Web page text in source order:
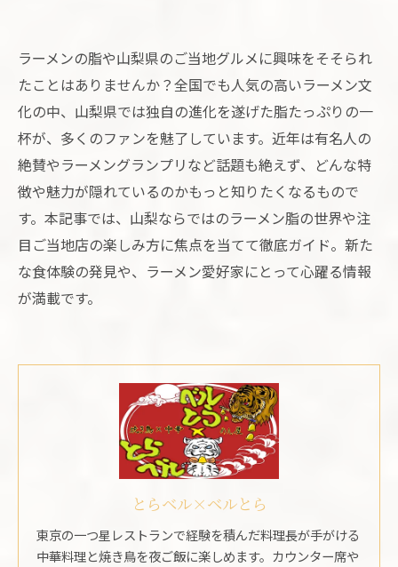
ラーメンの脂や山梨県のご当地グルメに興味をそそられ
たことはありませんか？全国でも人気の高いラーメン文
化の中、山梨県では独自の進化を遂げた脂たっぷりの一
杯が、多くのファンを魅了しています。近年は有名人の
絶賛やラーメングランプリなど話題も絶えず、どんな特
徴や魅力が隠れているのかもっと知りたくなるもので
す。本記事では、山梨ならではのラーメン脂の世界や注
目ご当地店の楽しみ方に焦点を当てて徹底ガイド。新た
な食体験の発見や、ラーメン愛好家にとって心躍る情報
が満載です。
とらベル×ベルとら
東京の一つ星レストランで経験を積んだ料理長が手がける
中華料理と焼き鳥を夜ご飯に楽しめます。カウンター席や